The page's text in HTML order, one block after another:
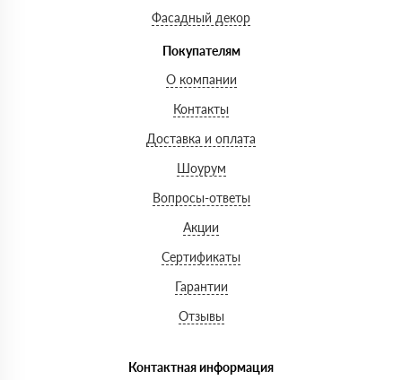
Фасадный декор
Покупателям
О компании
Контакты
Доставка и оплата
Шоурум
Вопросы-ответы
Акции
Сертификаты
Гарантии
Отзывы
Контактная информация